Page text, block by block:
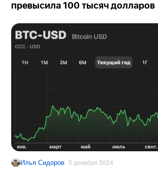
превысила 100 тысяч долларов
Илья Сидоров 5 декабря 2024